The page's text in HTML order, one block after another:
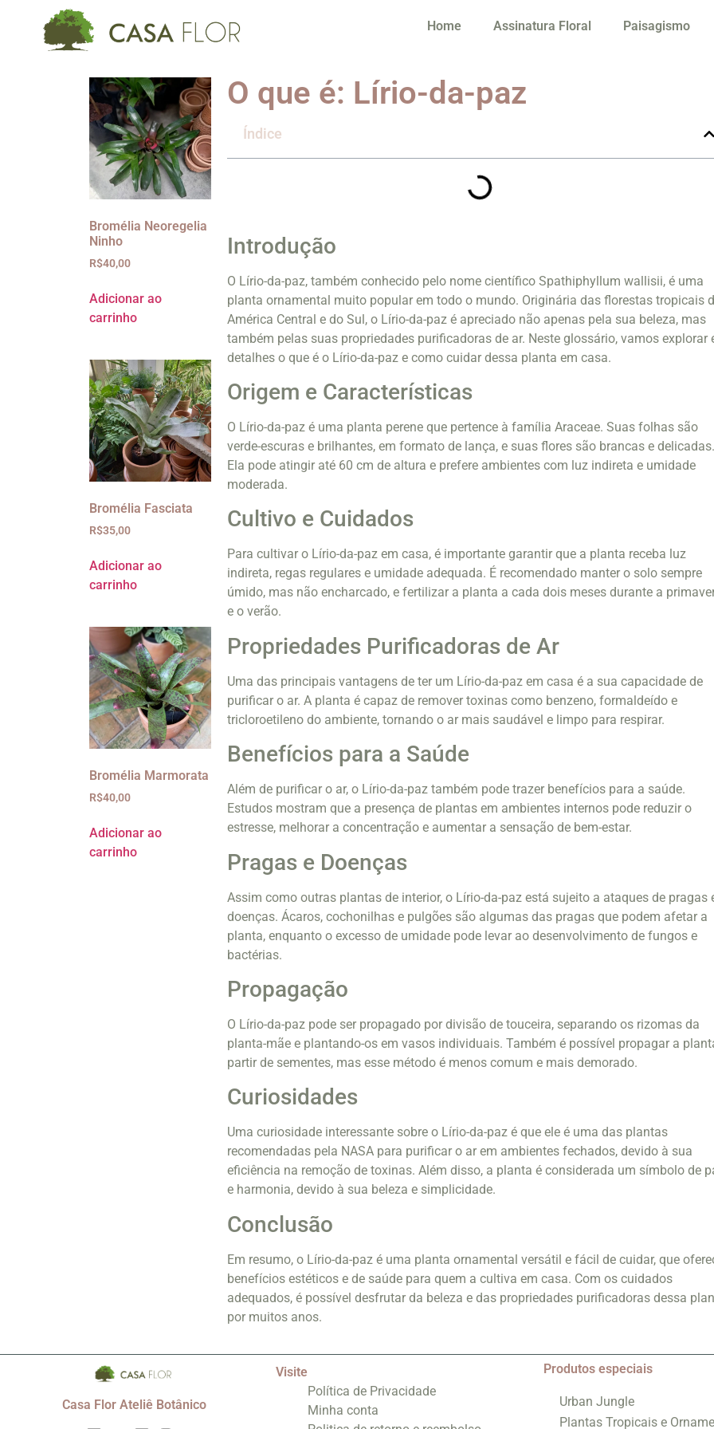
Home Assinatura Floral Paisagismo
Bromélia Neoregelia
Ninho
R$40,00
Adicionar ao
carrinho
Bromélia Fasciata
R$35,00
Adicionar ao
carrinho
Bromélia Marmorata
R$40,00
Adicionar ao
carrinho
O que é: Lírio-da-paz
Índice
Introdução
O Lírio-da-paz, também conhecido pelo nome científico Spathiphyllum wallisii, é uma
planta ornamental muito popular em todo o mundo. Originária das florestas tropicais
América Central e do Sul, o Lírio-da-paz é apreciado não apenas pela sua beleza, mas
também pelas suas propriedades purificadoras de ar. Neste glossário, vamos explorar
detalhes o que é o Lírio-da-paz e como cuidar dessa planta em casa.
Origem e Características
O Lírio-da-paz é uma planta perene que pertence à família Araceae. Suas folhas são
verde-escuras e brilhantes, em formato de lança, e suas flores são brancas e
Ela pode atingir até 60 cm de altura e prefere ambientes com luz indireta e umidade
moderada.
Cultivo e Cuidados
Para cultivar o Lírio-da-paz em casa, é importante garantir que a planta receba luz
indireta, regas regulares e umidade adequada. É recomendado manter o solo sempre
úmido, mas não encharcado, e fertilizar a planta a cada dois meses durante a
e o verão.
Propriedades Purificadoras de Ar
Uma das principais vantagens de ter um Lírio-da-paz em casa é a sua capacidade de
purificar o ar. A planta é capaz de remover toxinas como benzeno, formaldeído e
tricloroetileno do ambiente, tornando o ar mais saudável e limpo para respirar.
Benefícios para a Saúde
Além de purificar o ar, o Lírio-da-paz também pode trazer benefícios para a saúde.
Estudos mostram que a presença de plantas em ambientes internos pode reduzir o
estresse, melhorar a concentração e aumentar a sensação de bem-estar.
Pragas e Doenças
Assim como outras plantas de interior, o Lírio-da-paz está sujeito a ataques de pragas
doenças. Ácaros, cochonilhas e pulgões são algumas das pragas que podem afetar a
planta, enquanto o excesso de umidade pode levar ao desenvolvimento de fungos e
bactérias.
Propagação
O Lírio-da-paz pode ser propagado por divisão de touceira, separando os rizomas da
planta-mãe e plantando-os em vasos individuais. Também é possível propagar a
partir de sementes, mas esse método é menos comum e mais demorado.
Curiosidades
Uma curiosidade interessante sobre o Lírio-da-paz é que ele é uma das plantas
recomendadas pela NASA para purificar o ar em ambientes fechados, devido à sua
eficiência na remoção de toxinas. Além disso, a planta é considerada um símbolo de
e harmonia, devido à sua beleza e simplicidade.
Conclusão
Em resumo, o Lírio-da-paz é uma planta ornamental versátil e fácil de cuidar, que
benefícios estéticos e de saúde para quem a cultiva em casa. Com os cuidados
adequados, é possível desfrutar da beleza e das propriedades purificadoras dessa
por muitos anos.
Casa Flor Ateliê Botânico
Visite
Política de Privacidade
Minha conta
Produtos especiais
Urban Jungle
Plantas Tropicais e